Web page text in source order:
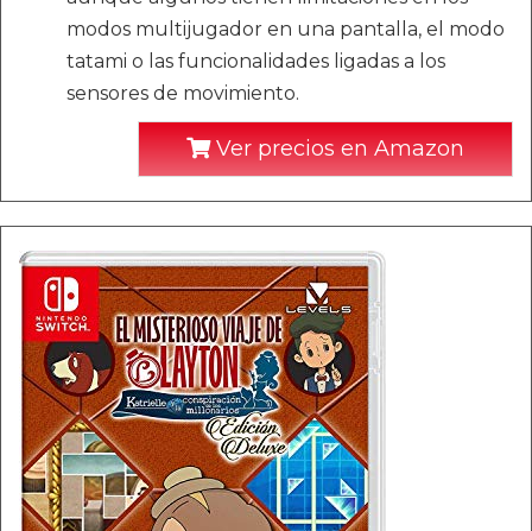
modos multijugador en una pantalla, el modo
tatami o las funcionalidades ligadas a los
sensores de movimiento.
Ver precios en Amazon